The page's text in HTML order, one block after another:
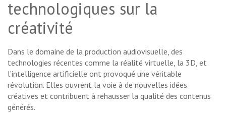
technologiques sur la
créativité
Dans le domaine de la production audiovisuelle, des
technologies récentes comme la réalité virtuelle, la 3D, et
l’intelligence artificielle ont provoqué une véritable
révolution. Elles ouvrent la voie à de nouvelles idées
créatives et contribuent à rehausser la qualité des contenus
générés.